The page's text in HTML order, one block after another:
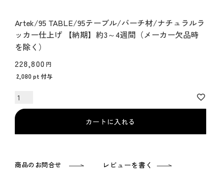
Artek/95 TABLE/95テーブル/バーチ材/ナチュラルラ
ッカー仕上げ 【納期】約3～4週間（メーカー欠品時
を除く）
228,800
2,080 pt 付与
カートに入れる
商品のお問合せ レビューを書く